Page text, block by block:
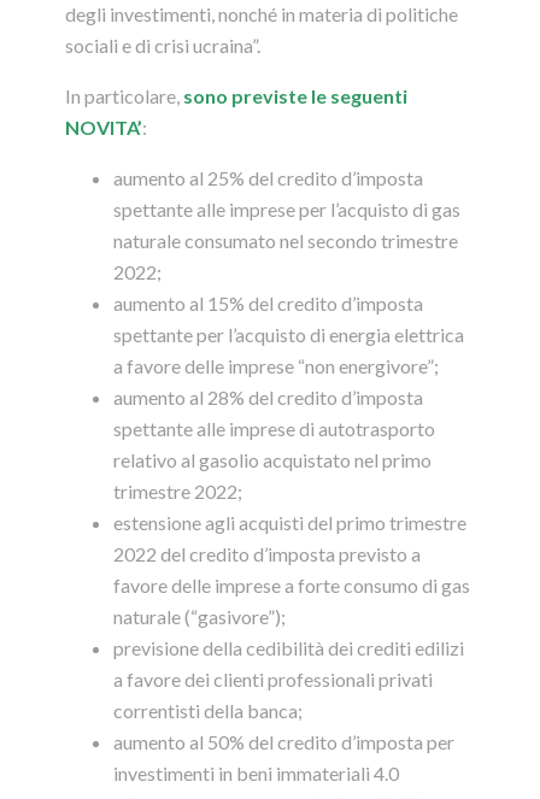
degli investimenti, nonché in materia di politiche
sociali e di crisi ucraina”.
In particolare, sono previste le seguenti
NOVITA’:
aumento al 25% del credito d’imposta
spettante alle imprese per l’acquisto di gas
naturale consumato nel secondo trimestre
2022;
aumento al 15% del credito d’imposta
spettante per l’acquisto di energia elettrica
a favore delle imprese “non energivore”;
aumento al 28% del credito d’imposta
spettante alle imprese di autotrasporto
relativo al gasolio acquistato nel primo
trimestre 2022;
estensione agli acquisti del primo trimestre
2022 del credito d’imposta previsto a
favore delle imprese a forte consumo di gas
naturale (“gasivore”);
previsione della cedibilità dei crediti edilizi
a favore dei clienti professionali privati
correntisti della banca;
aumento al 50% del credito d’imposta per
investimenti in beni immateriali 4.0